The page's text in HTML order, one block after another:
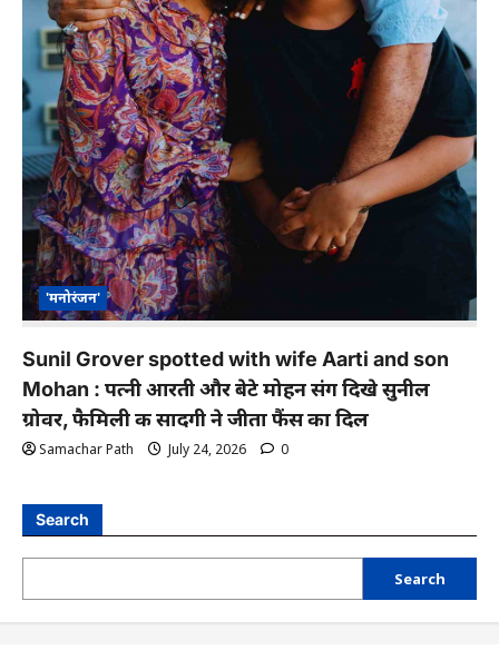
'मनोरंजन'
Sunil Grover spotted with wife Aarti and son
Mohan : पत्नी आरती और बेटे मोहन संग दिखे सुनील
ग्रोवर, फैमिली की सादगी ने जीता फैंस का दिल
Samachar Path July 24, 2026 0
Search
Search